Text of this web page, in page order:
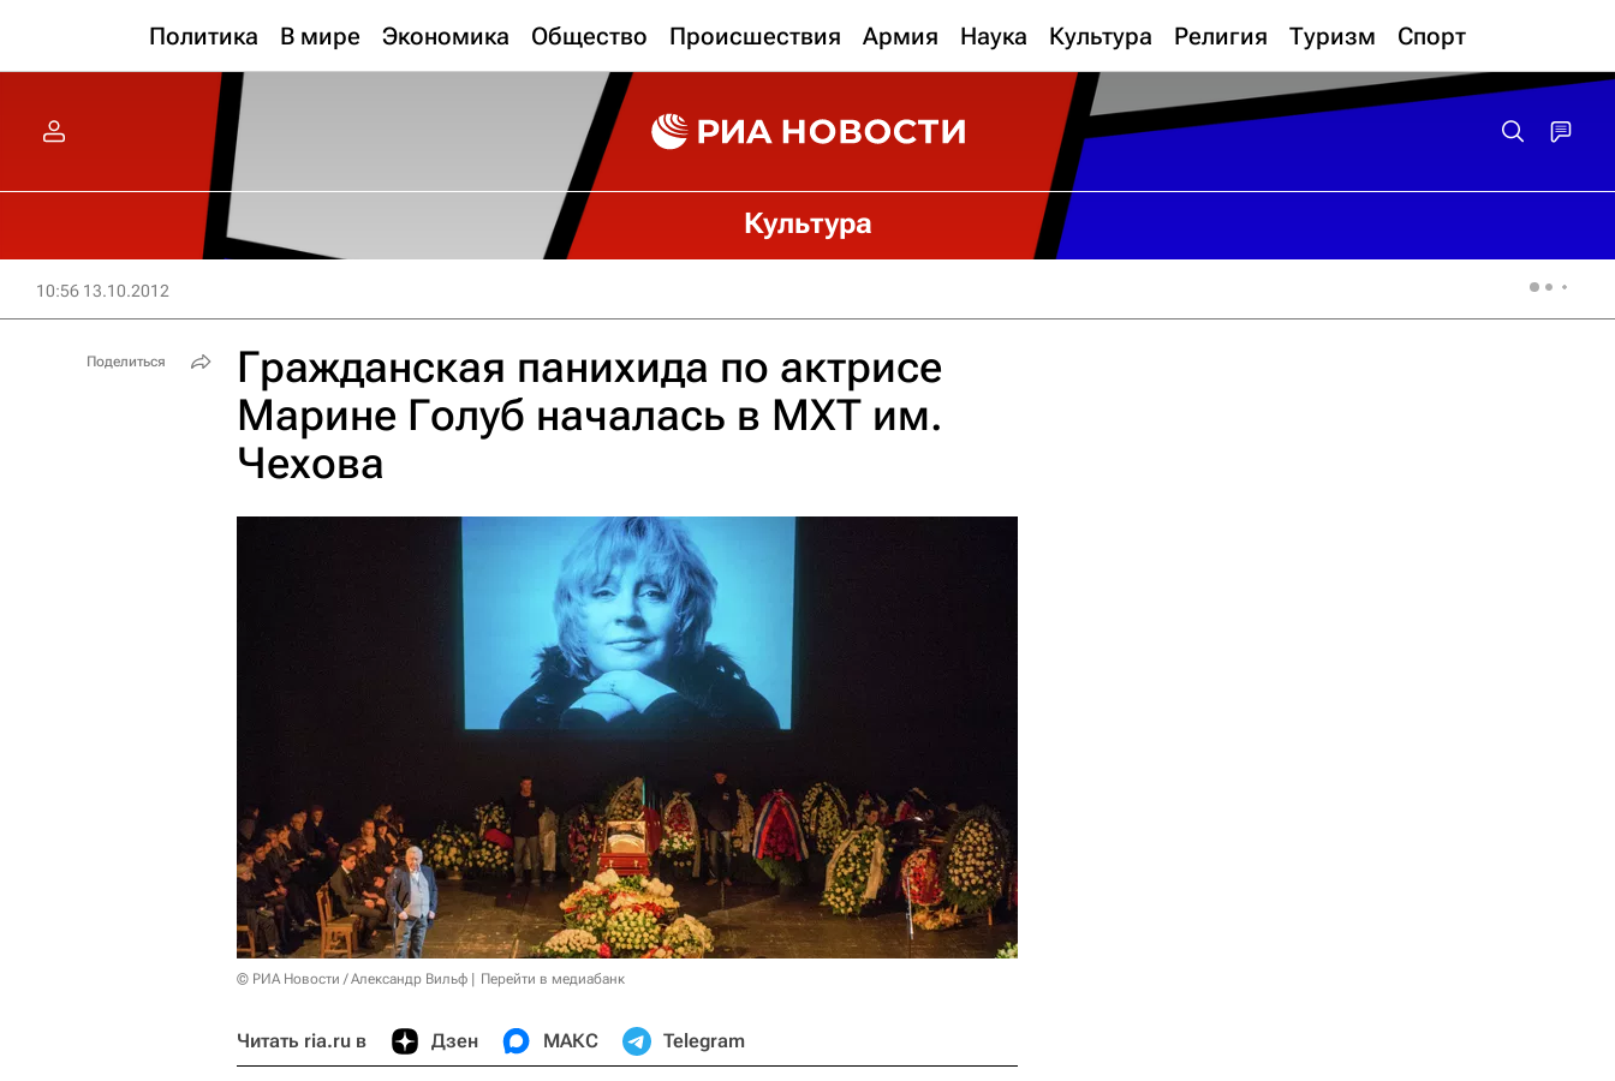
Политика В мире Экономика Общество Происшествия Армия Наука Культура Религия Туризм Спорт
Культура
10:56 13.10.2012
Гражданская панихида по актрисе
Марине Голуб началась в МХТ им.
Чехова
© РИА Новости / Александр Вильф Перейти в медиабанк
Читать ria.ru в Дзен МАКС Telegram
Поделиться